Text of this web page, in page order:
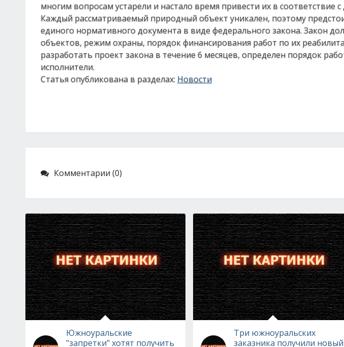
многим вопросам устарели и настало время привести их в соответствие
Каждый рассматриваемый природный объект уникален, поэтому
единого нормативного документа в виде федерального закона. Закон
объектов, режим охраны, порядок финансирования работ по их
разработать проект закона в течение 6 месяцев, определен порядок
исполнители.
Статья опубликована в разделах: Новости
Комментарии (0)
Южноуральские
"запретки" хотят получить
Три южноуральских
заказника получили новый